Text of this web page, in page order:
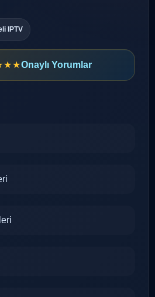
IPTV
Onaylı Yorumlar